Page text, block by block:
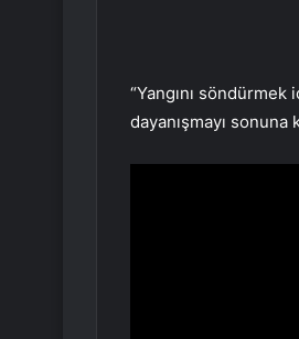
“Yangını
dayanışmayı